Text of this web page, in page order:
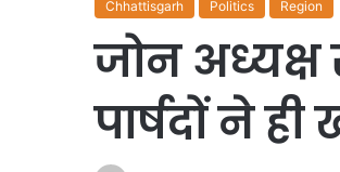
Chhattisgarh Politics Region
जोन अध्यक्ष
पार्षदों ने ही